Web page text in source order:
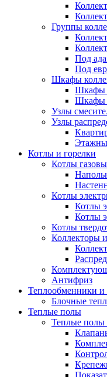
Группы
Под
Под
Шкафы
Шкафы
Шкафы
Узлы
Узлы
Котлы и горелки
Котлы
Котлы
Котлы
Котлы
Котлы
Коллекторы
Антифриз
Теплообменники
Блочные
Теплые полы
Теплые полы